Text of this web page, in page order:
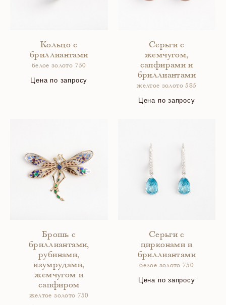
Кольцо с
бриллиантами
белое золото 750
Цена по запросу
Серьги с
жемчугом,
сапфирами и
бриллиантами
желтое золото 585
Цена по запросу
Брошь с
бриллиантами,
рубинами,
изумрудами,
жемчугом и
сапфиром
желтое золото 750
Серьги с
цирконами и
бриллиантами
белое золото 750
Цена по запросу